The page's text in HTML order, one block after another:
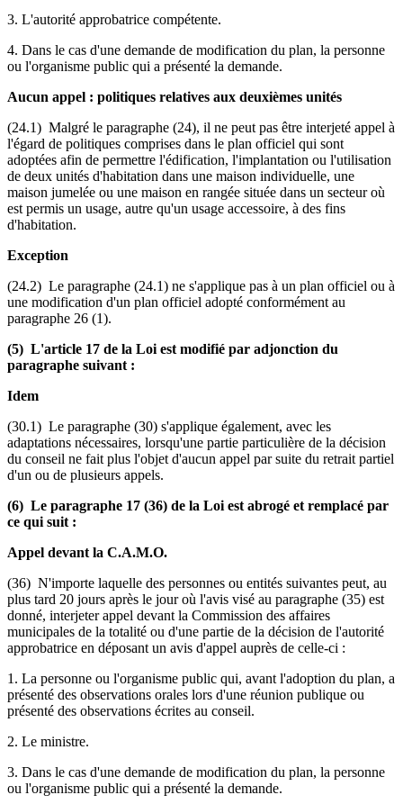
3. L'autorité approbatrice compétente.
4. Dans le cas d'une demande de modification du plan, la personne
ou l'organisme public qui a présenté la demande.
Aucun appel : politiques relatives aux deuxièmes unités
(24.1) Malgré le paragraphe (24), il ne peut pas être interjeté appel à
l'égard de politiques comprises dans le plan officiel qui sont
adoptées afin de permettre l'édification, l'implantation ou l'utilisation
de deux unités d'habitation dans une maison individuelle, une
maison jumelée ou une maison en rangée située dans un secteur où
est permis un usage, autre qu'un usage accessoire, à des fins
d'habitation.
Exception
(24.2) Le paragraphe (24.1) ne s'applique pas à un plan officiel ou à
une modification d'un plan officiel adopté conformément au
paragraphe 26 (1).
(5) L'article 17 de la Loi est modifié par adjonction du
paragraphe suivant :
Idem
(30.1) Le paragraphe (30) s'applique également, avec les
adaptations nécessaires, lorsqu'une partie particulière de la décision
du conseil ne fait plus l'objet d'aucun appel par suite du retrait partiel
d'un ou de plusieurs appels.
(6) Le paragraphe 17 (36) de la Loi est abrogé et remplacé par
ce qui suit :
Appel devant la C.A.M.O.
(36) N'importe laquelle des personnes ou entités suivantes peut, au
plus tard 20 jours après le jour où l'avis visé au paragraphe (35) est
donné, interjeter appel devant la Commission des affaires
municipales de la totalité ou d'une partie de la décision de l'autorité
approbatrice en déposant un avis d'appel auprès de celle-ci :
1. La personne ou l'organisme public qui, avant l'adoption du plan, a
présenté des observations orales lors d'une réunion publique ou
présenté des observations écrites au conseil.
2. Le ministre.
3. Dans le cas d'une demande de modification du plan, la personne
ou l'organisme public qui a présenté la demande.